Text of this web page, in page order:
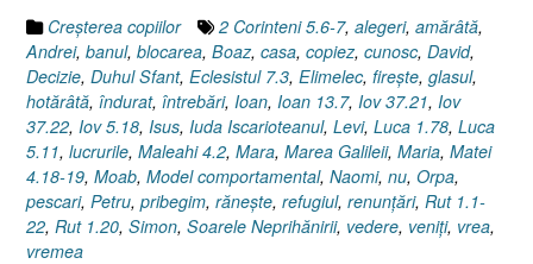
(Rut
1.1–
22)”
Creşterea copiilor 2 Corinteni 5.6-7, alegeri, amărâtă,
Andrei, banul, blocarea, Boaz, casa, copiez, cunosc, David,
Decizie, Duhul Sfant, Eclesistul 7.3, Elimelec, fireşte, glasul,
hotărâtă, îndurat, întrebări, Ioan, Ioan 13.7, Iov 37.21, Iov
37.22, Iov 5.18, Isus, Iuda Iscarioteanul, Levi, Luca 1.78, Luca
5.11, lucrurile, Maleahi 4.2, Mara, Marea Galileii, Maria, Matei
4.18-19, Moab, Model comportamental, Naomi, nu, Orpa,
pescari, Petru, pribegim, răneşte, refugiul, renunţări, Rut 1.1-
22, Rut 1.20, Simon, Soarele Neprihănirii, vedere, veniţi, vrea,
vremea